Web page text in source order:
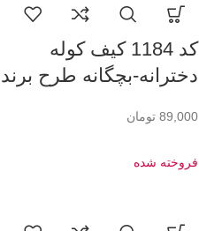
کد 1184 کیف کوله
دخترانه-بچگانه طرح برند
89,000 تومان
فروخته شده